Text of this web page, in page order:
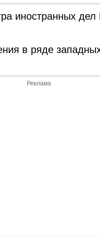
иностранных дел
в ряде
Реклама